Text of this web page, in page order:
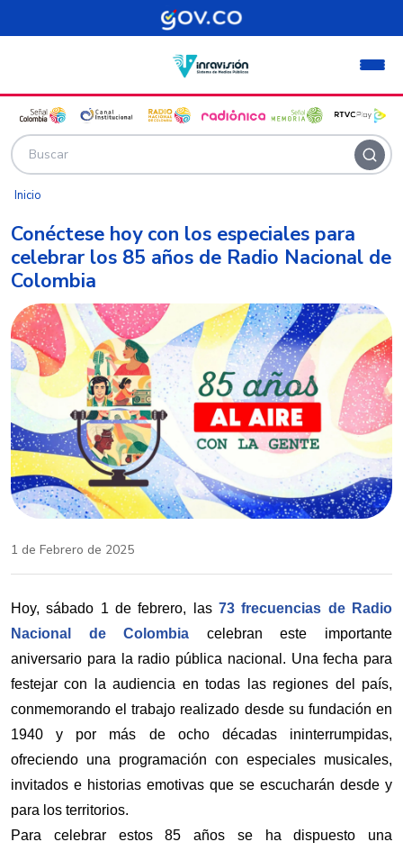
Pasar al contenido principal
Inicio
Conéctese hoy con los especiales para
celebrar los 85 años de Radio Nacional de
Colombia
1 de Febrero de 2025
Hoy, sábado 1 de febrero, las 73 frecuencias de Radio
Nacional de Colombia celebran este importante
aniversario para la radio pública nacional. Una fecha para
festejar con la audiencia en todas las regiones del país,
conmemorando el trabajo realizado desde su fundación en
1940 y por más de ocho décadas ininterrumpidas,
ofreciendo una programación con especiales musicales,
invitados e historias emotivas que se escucharán desde y
para los territorios.
Para celebrar estos 85 años se ha dispuesto una